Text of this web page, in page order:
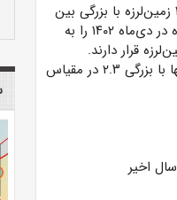
به لحاظ آماری ۴۹۲ زمین‌لرزه با بزرگی کوچک‌تر ۳، تعداد ۳۵ زمین‌لرزه با بزرگی بین ۳و۴، و تعداد ۱۰ زمین‌لرزه با بزرگی بین
۴ و ۵ بوده‌است. استان کرمان با ۷۶ زمین‌لرزه ثبت شده دستگاهی بالاترین آمار زمین‌لرزه ثبت شده در دی‌ماه ۱۴۰۲ را به
مرکز لرزه‌نگاری کشوری در دی‌ماه امسال ۷ زمین‌لرزه در استان تهران ثبت کرده‌است که بزرگترین آنها با بزرگی ۲.۳ در مقیاس